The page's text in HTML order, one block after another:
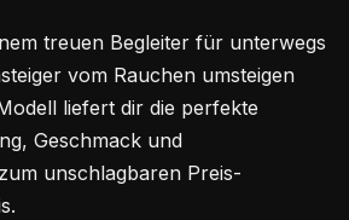
treuen Begleiter für unterwegs
vom Rauchen umsteigen
liefert dir die perfekte
Geschmack und
unschlagbaren Preis-